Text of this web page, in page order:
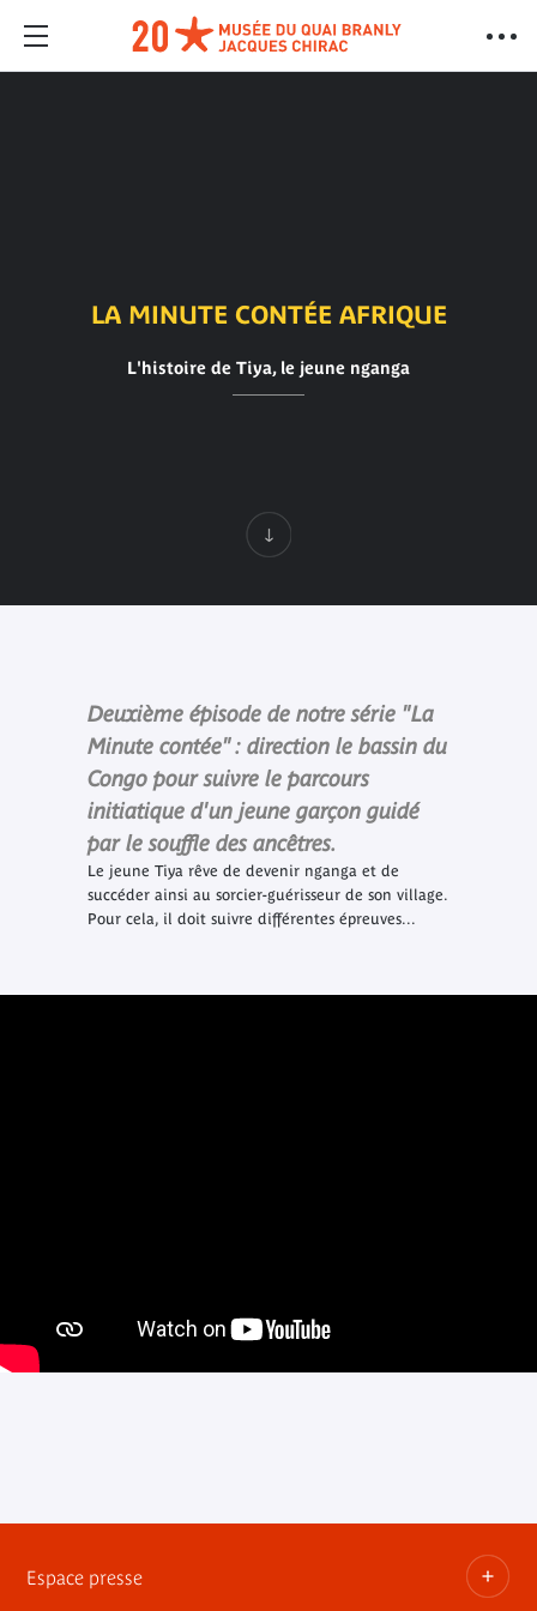
LA MINUTE CONTÉE AFRIQUE
L'histoire de Tiya, le jeune nganga
Deuxième épisode de notre série "La
Minute contée" : direction le bassin du
Congo pour suivre le parcours
initiatique d'un jeune garçon guidé
par le souffle des ancêtres.
Le jeune Tiya rêve de devenir nganga et de
succéder ainsi au sorcier-guérisseur de son village.
Pour cela, il doit suivre différentes épreuves...
Espace presse